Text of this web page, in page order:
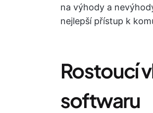
na výhody a
nejlepší přístup k
Rostoucí
softwaru